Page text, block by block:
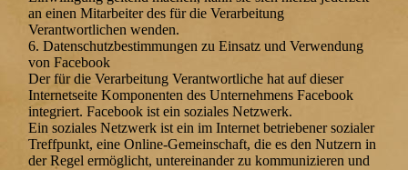
an einen Mitarbeiter des für die Verarbeitung
Verantwortlichen wenden.
6. Datenschutzbestimmungen zu Einsatz und Verwendung
von Facebook
Der für die Verarbeitung Verantwortliche hat auf dieser
Internetseite Komponenten des Unternehmens Facebook
integriert. Facebook ist ein soziales Netzwerk.
Ein soziales Netzwerk ist ein im Internet betriebener sozialer
Treffpunkt, eine Online-Gemeinschaft, die es den Nutzern in
der Regel ermöglicht, untereinander zu kommunizieren und